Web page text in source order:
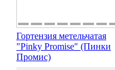
Гортензия метельчатая
"Pinky Promise" (Пинки
Промис)